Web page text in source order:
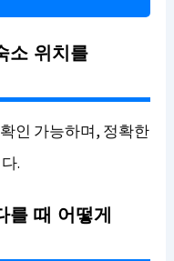
소 위치를
인 가능하며, 정확한
.
를 때 어떻게